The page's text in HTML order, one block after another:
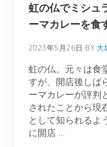
虹の仏でミシュ
ーマカレーを食
2023年5月26日 BY 大
虹の仏。元々は食
すが、開店後しば
ーマカレーが評判
されたことから現
として知られるよ
に開店 …